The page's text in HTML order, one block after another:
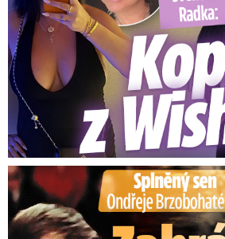
Splněný sen Ondřeje Brzobohatého: